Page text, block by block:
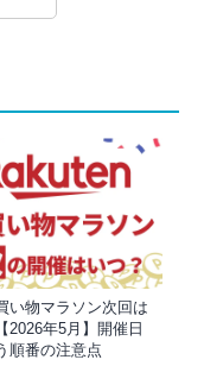
い物マラソン次回は
2026年5月】開催日
順番の注意点